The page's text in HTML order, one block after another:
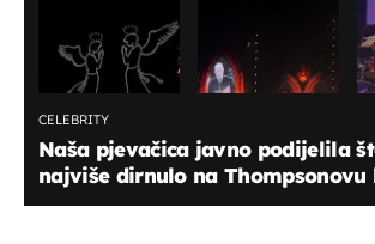
CELEBRITY
Naša pjevačica javno podijelila
najviše dirnulo na Thompsonovu